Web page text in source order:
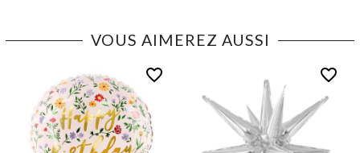
VOUS AIMEREZ AUSSI
favorite_border favorite_border